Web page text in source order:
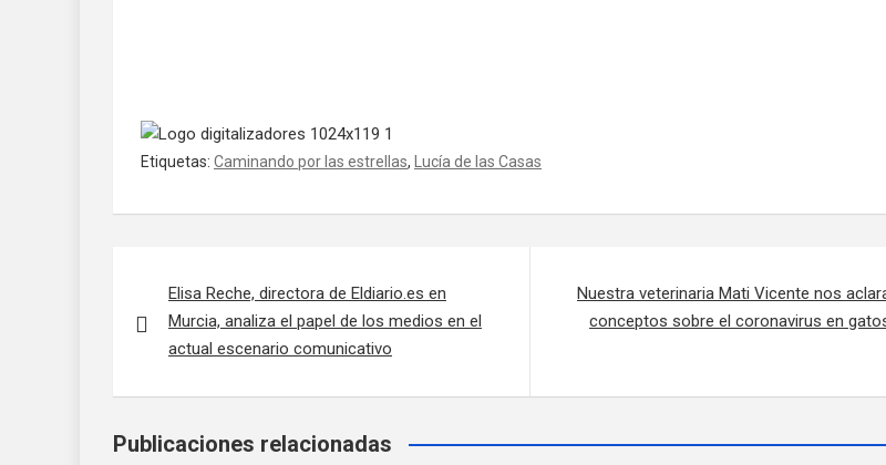
Etiquetas: Caminando por las estrellas, Lucía de las Casas
Elisa Reche, directora de Eldiario.es en
Murcia, analiza el papel de los medios en el
actual escenario comunicativo
Nuestra veterinaria Mati Vicente nos
conceptos sobre el coronavirus en
Publicaciones relacionadas